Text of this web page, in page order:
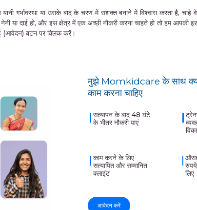
या उसके बाद के चरण में सशक्त बनाने में विश्वास करता है, चाहे वे
या दाई हो, और इस क्षेत्र में एक अच्छी नौकरी करना चाहते हो तो हम
(आवेदन) बटन पर क्लिक करें।
मुझे Momkidcare के साथ
काम करना चाहिए
सत्यापन के बाद 48 घंटे
के भीतर नौकरी पाएं
काम करने के लिए
सत्यापित और सम्मानित
क्लाइंट
लिए
आवेदन करें